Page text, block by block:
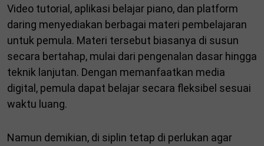
Video tutorial, aplikasi belajar piano, dan platform
daring menyediakan berbagai materi pembelajaran
untuk pemula. Materi tersebut biasanya di susun
secara bertahap, mulai dari pengenalan dasar hingga
teknik lanjutan. Dengan memanfaatkan media
digital, pemula dapat belajar secara fleksibel sesuai
waktu luang.
Namun demikian, di siplin tetap di perlukan agar